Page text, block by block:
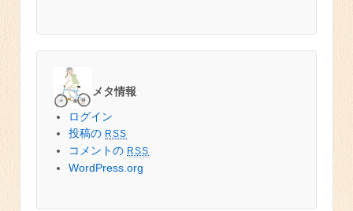
メタ情報
ログイン
投稿の RSS
コメントの RSS
WordPress.org